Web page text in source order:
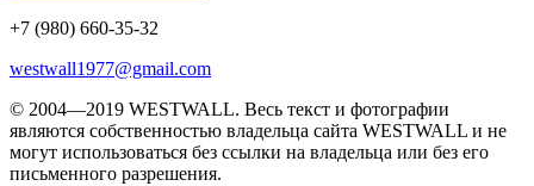
+7 (980) 660-35-32
westwall1977@gmail.com
© 2004—2019 WESTWALL. Весь текст и фотографии
являются собственностью владельца сайта WESTWALL и не
могут использоваться без ссылки на владельца или без его
письменного разрешения.